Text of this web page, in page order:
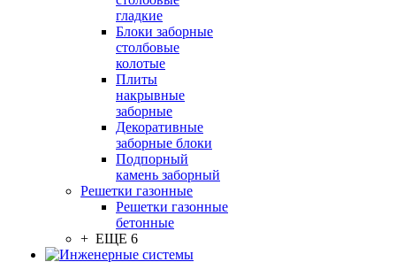
гладкие
Блоки заборные
столбовые
колотые
Плиты
накрывные
заборные
Декоративные
заборные блоки
Подпорный
камень заборный
Решетки газонные
Решетки газонные
бетонные
+ ЕЩЕ 6